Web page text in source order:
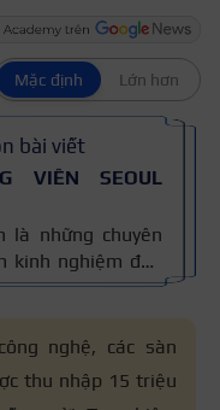
Mặc định Lớn hơn
bài viết
VIÊN SEOUL
là những chuyên
nghiệm đào
thức thẩm mỹ
tóc. Nội dung bài
trên giáo trình
giảng dạy
nghệ, các sàn
thu nhập 15 triệu